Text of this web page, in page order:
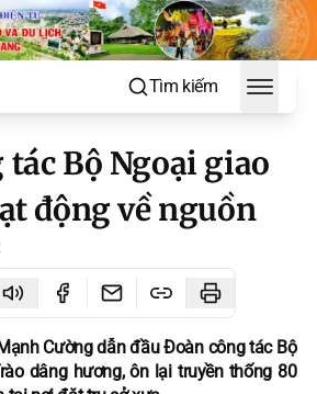
Tìm kiếm
Toggle
Bộ Ngoại giao
động về nguồn
Cường dẫn đầu Đoàn công tác Bộ
dâng hương, ôn lại truyền thống 80